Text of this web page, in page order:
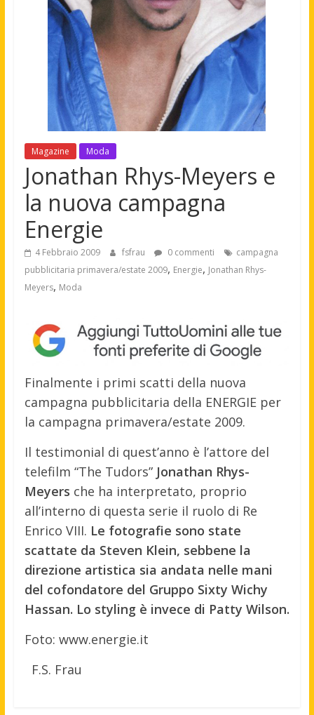
Magazine Moda
Jonathan Rhys-Meyers e
la nuova campagna
Energie
4 Febbraio 2009 fsfrau 0 commenti
campagna
pubblicitaria primavera/estate 2009, Energie, Jonathan Rhys-
Meyers, Moda
Finalmente i primi scatti della nuova
campagna pubblicitaria della ENERGIE per
la campagna primavera/estate 2009.
Il testimonial di quest’anno è l’attore del
telefilm “The Tudors” Jonathan Rhys-
Meyers che ha interpretato, proprio
all’interno di questa serie il ruolo di Re
Enrico VIII. Le fotografie sono state
scattate da Steven Klein, sebbene la
direzione artistica sia andata nelle mani
del cofondatore del Gruppo Sixty Wichy
Hassan. Lo styling è invece di Patty Wilson.
Foto: www.energie.it
F.S. Frau